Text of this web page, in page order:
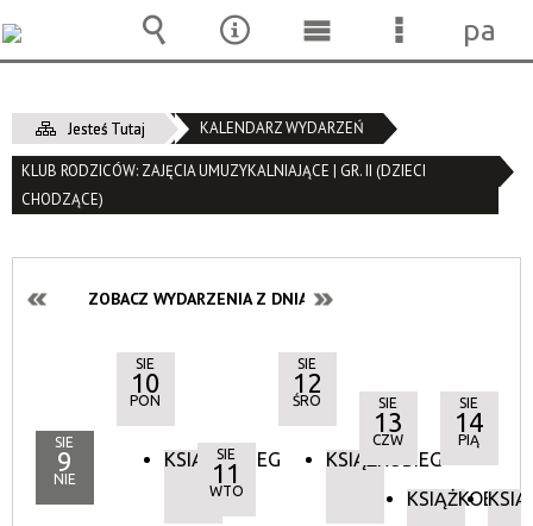
Jesteś Tutaj KALENDARZ WYDARZEŃ
KLUB RODZICÓW: ZAJĘCIA UMUZYKALNIAJĄCE | GR. II (DZIECI
CHODZĄCE)
ZOBACZ WYDARZENIA Z DNIA:
SIE
9
NIE
SIE
10
PON
KSIĄŻKOBIEG
SIE
11
WTO
SIE
12
ŚRO
KSIĄŻKOBIEG
SIE
13
CZW
KSIĄŻKOBIEG
SIE
14
PIĄ
Wyszukiwarka
Narzędzia
MenuMenu